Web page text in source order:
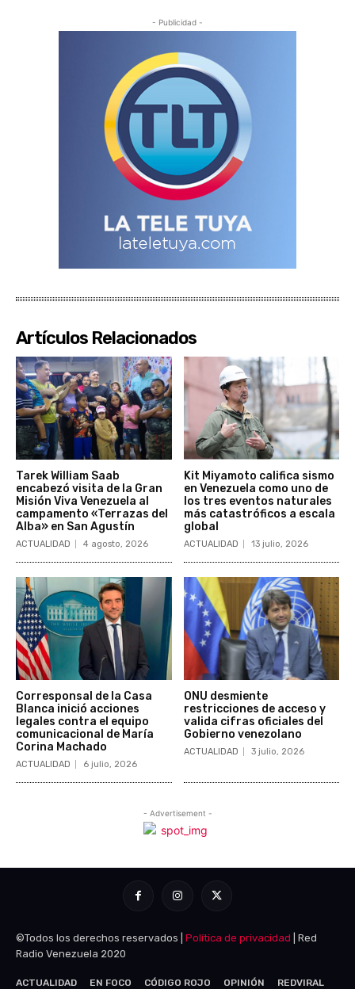
©Todos los derechos reservados | Política de privacidad | Red
Radio Venezuela 2020
ACTUALIDAD EN FOCO CÓDIGO ROJO OPINIÓN REDVIRAL